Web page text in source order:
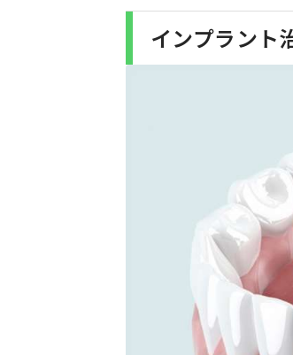
インプラント